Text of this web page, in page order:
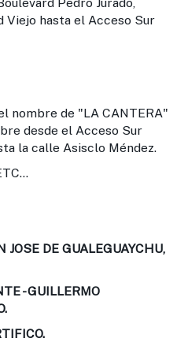
Viejo hasta el Acceso Sur
nombre de "LA CANTERA"
desde el Acceso Sur
la calle Asisclo Méndez.
DE GUALEGUAYCHU,
- GUILLERMO